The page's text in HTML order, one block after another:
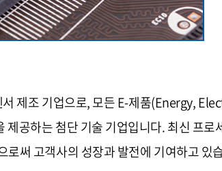
서 제조 기업으로, 모든 E-제품(Energy,
공하는 첨단 기술 기업입니다. 최신 프
써 고객사의 성장과 발전에 기여하고 있